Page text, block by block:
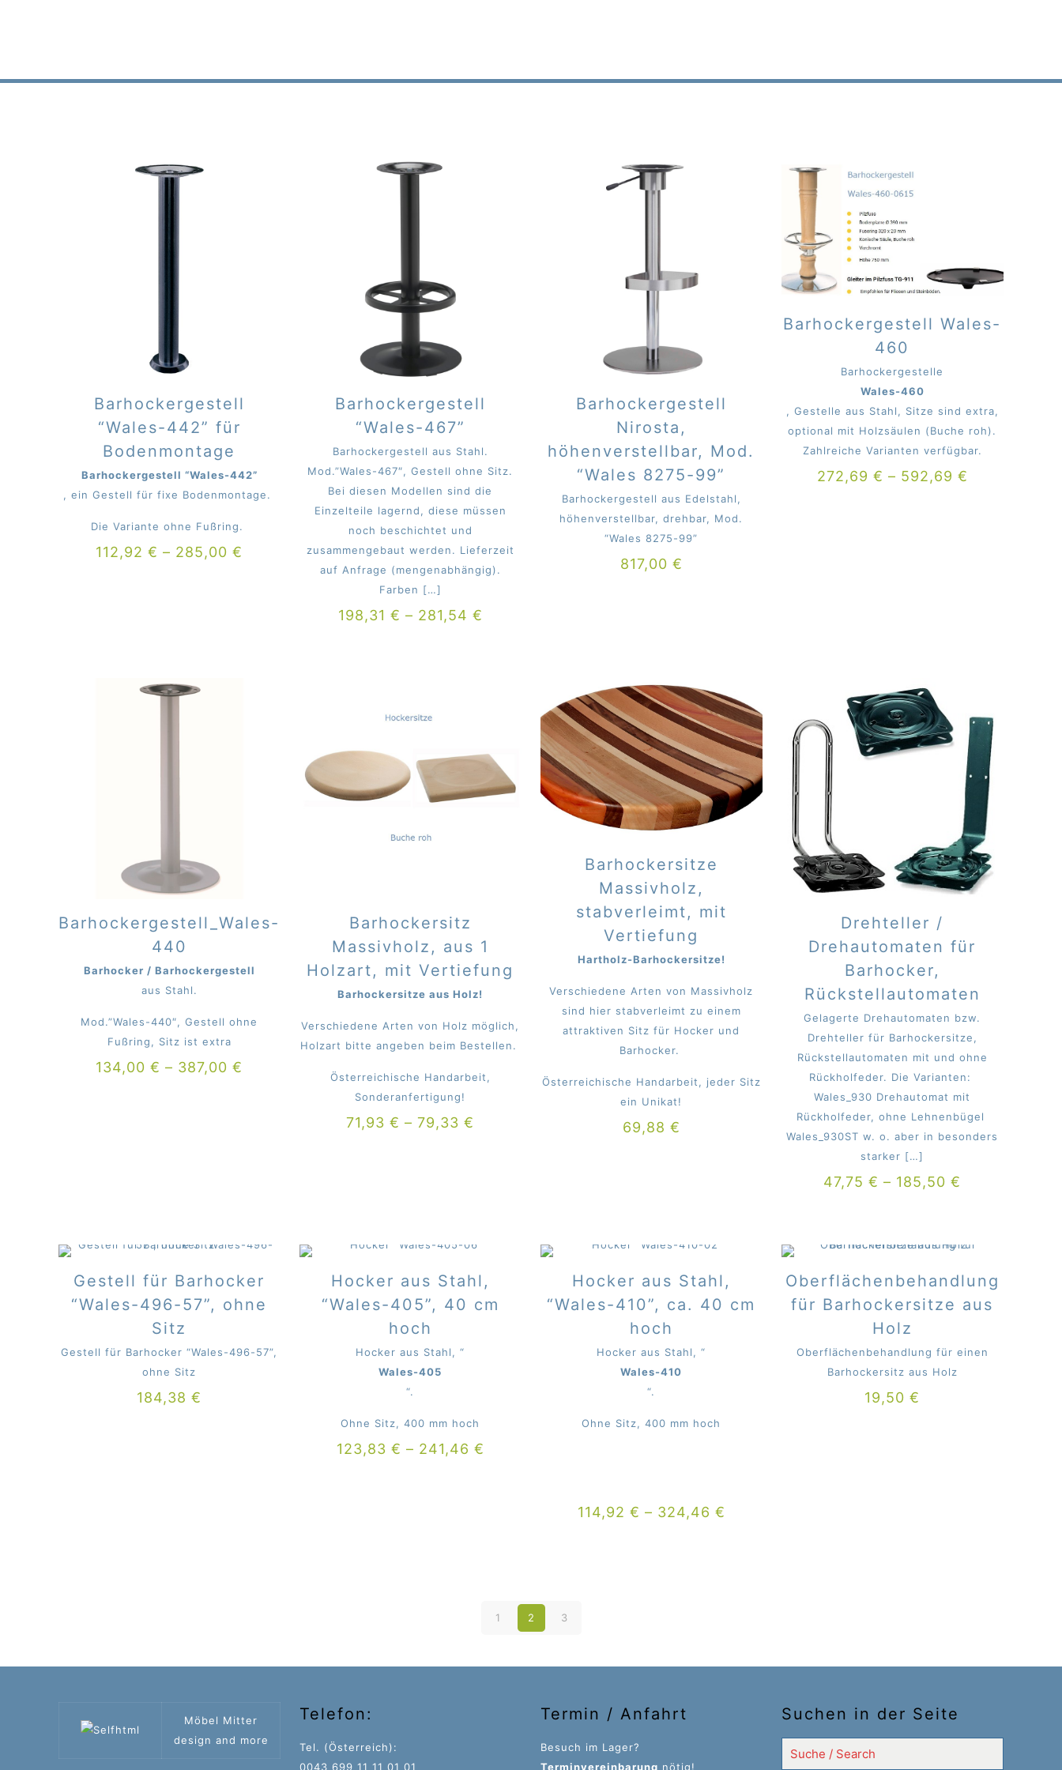
Barhockergestell
“Wales-442” für
Bodenmontage
Barhockergestell “Wales-442”
, ein Gestell für fixe Bodenmontage.
Die Variante ohne Fußring.
112,92€ – 285,00€
Barhockergestell
“Wales-467”
Barhockergestell aus Stahl.
Mod.”Wales-467″, Gestell ohne Sitz.
Bei diesen Modellen sind die
Einzelteile lagernd, diese müssen
noch beschichtet und
zusammengebaut werden. Lieferzeit
auf Anfrage (mengenabhängig).
Farben […]
198,31 € – 281,54 €
Barhockergestell
Nirosta,
höhenverstellbar, Mod.
“Wales 8275-99”
Barhockergestell aus Edelstahl,
höhenverstellbar, drehbar, Mod.
“Wales 8275-99”
817,00 €
Barhockergestell Wales-
460
Barhockergestelle
Wales-460
, Gestelle aus Stahl, Sitze sind extra,
optional mit Holzsäulen (Buche roh).
Zahlreiche Varianten verfügbar.
272,69 € – 592,69 €
Barhockergestell_Wales-
440
Barhocker / Barhockergestell
aus Stahl.
Mod.”Wales-440″, Gestell ohne
Fußring, Sitz ist extra
134,00€ – 387,00€
Barhockersitz
Massivholz, aus 1
Holzart, mit Vertiefung
Barhockersitze aus Holz!
Verschiedene Arten von Holz möglich,
Holzart bitte angeben beim Bestellen.
Österreichische Handarbeit,
Sonderanfertigung!
71,93€ –79,33€
Barhockersitze
Massivholz,
stabverleimt, mit
Vertiefung
Hartholz-Barhockersitze!
Verschiedene Arten von Massivholz
sind hier stabverleimt zu einem
attraktiven Sitz für Hocker und
Barhocker.
Österreichische Handarbeit, jeder Sitz
ein Unikat!
69,88 €
Drehteller /
Drehautomaten für
Barhocker,
Rückstellautomaten
Gelagerte Drehautomaten bzw.
Drehteller für Barhockersitze,
Rückstellautomaten mit und ohne
Rückholfeder. Die Varianten:
Wales_930 Drehautomat mit
Rückholfeder, ohne Lehnenbügel
Wales_930ST w. o. aber in besonders
starker […]
47,75€ – 185,50€
Gestell für Barhocker
“Wales-496-57”, ohne
Sitz
Gestell für Barhocker “Wales-496-57”,
ohne Sitz
184,38€
Hocker aus Stahl,
“Wales-405”, 40 cm
hoch
Hocker aus Stahl, “
Wales-405
“.
Ohne Sitz, 400 mm hoch
123,83 € – 241,46 €
Hocker aus Stahl,
“Wales-410”, ca. 40 cm
hoch
Hocker aus Stahl, “
Wales-410
“.
Ohne Sitz, 400 mm hoch
114,92 € – 324,46 €
Oberflächenbehandlung
für Barhockersitze aus
Holz
Oberflächenbehandlung für einen
Barhockersitz aus Holz
19,50€
1 2 3
Möbel Mitter
design and more
Telefon:
Tel. (Österreich):
0043 699 11 11 01 01
Termin / Anfahrt
Besuch im Lager?
Terminvereinbarung nötig!
Suchen in der Seite